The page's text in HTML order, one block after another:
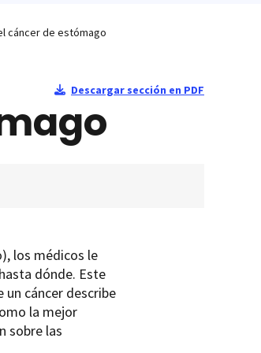
cáncer de estómago
Descargar sección en PDF
los médicos le
dónde. Este
cáncer describe
la mejor
sobre las